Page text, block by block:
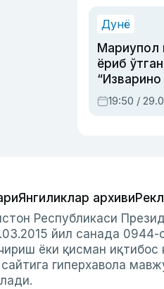
Дунё
Мариупол
ёриб
чиққан
Украина
19:50 /
Янгиликлар архиви
Республикаси
йил санада 0944-
ёки қисман иқтибос
гиперхавола